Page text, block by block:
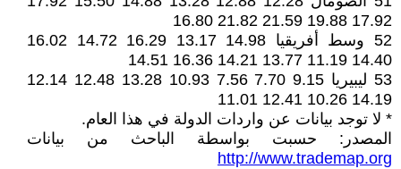
17.92 19.88 21.59 21.82 16.80
52 وسط أفريقيا 14.98 13.17 16.29 14.72 16.02
14.40 11.19 13.77 14.21 16.36 14.51
53 ليبيريا 9.15 7.70 7.56 10.93 13.28 12.48 12.14
14.19 10.26 12.41 11.01
* لا توجد بيانات عن واردات الدولة في هذا العام.
المصدر: حسبت بواسطة الباحث من بيانات
http://www.trademap.org